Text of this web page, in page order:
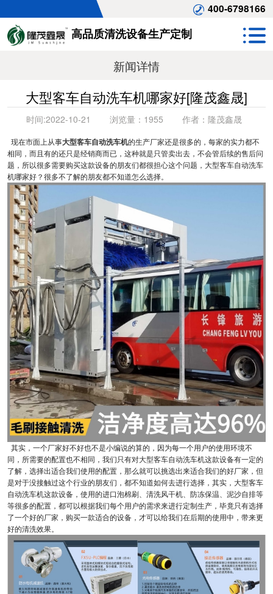
400-6798166
高品质清洗设备生产定制
新闻详情
大型客车自动洗车机哪家好[隆茂鑫晟]
时间:2022-10-21 浏览量： 1955 作者： 隆茂鑫晟
现在市面上从事大型客车自动洗车机的生产厂家还是很多的，每家的实力都不
相同，而且有的还只是经销商而已，这种就是只管卖出去，不会管后续的售后问
题，所以很多需要购买这款设备的朋友们都很担心这个问题，大型客车自动洗车
机哪家好？很多不了解的朋友都不知道怎么选择。
其实，一个厂家好不好也不是小编说的算的，因为每一个用户的使用环境不
同，所需要的配置也不相同，我们只有对大型客车自动洗车机这款设备有一定的
了解，选择出适合我们使用的配置，那么就可以挑选出来适合我们的好厂家，但
是对于没接触过这个行业的朋友们，都不知道如何去进行选择，其实，大型客车
自动洗车机这款设备，使用的进口泡棉刷、清洗风干机、防冻保温、泥沙自排等
等很多的配置，都可以根据我们每个用户的需求来进行定制生产，毕竟只有选择
了一个好的厂家，购买一款适合的设备，才可以给我们在后期的使用中，带来更
好的清洗效果。